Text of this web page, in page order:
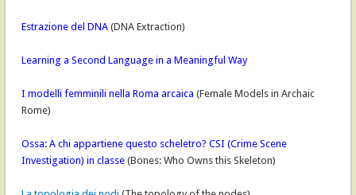
Estrazione del DNA(DNA Extraction)
Learning a Second Language in a Meaningful Way
I modelli femminili nella Roma arcaica (Female Models in Archaic
Rome)
Ossa: A chi appartiene questo scheletro? CSI (Crime Scene
Investigation) in classe(Bones: Who Owns this Skeleton)